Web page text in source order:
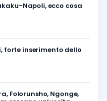
Napoli, ecco cosa
forte inserimento dello
Folorunsho, Ngonge,